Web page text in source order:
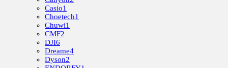
Casio1
Choetech1
Chuwi1
CMF2
DJI6
Dreame4
Dyson2